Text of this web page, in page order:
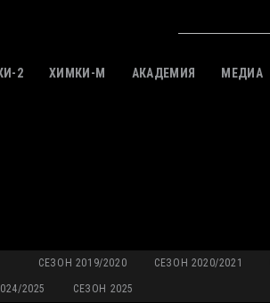
2 ХИМКИ-M АКАДЕМИЯ МЕДИА
СЕЗОН 2019/2020 СЕЗОН 2020/2021
2025 СЕЗОН 2025